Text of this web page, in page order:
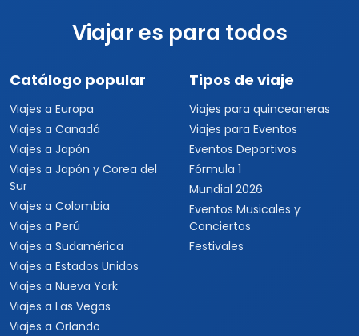
Viajar es para todos
Catálogo popular
Viajes a Europa
Viajes a Canadá
Viajes a Japón
Viajes a Japón y Corea del
Sur
Viajes a Colombia
Viajes a Perú
Viajes a Sudamérica
Viajes a Estados Unidos
Viajes a Nueva York
Viajes a Las Vegas
Viajes a Orlando
Tipos de viaje
Viajes para quinceaneras
Viajes para Eventos
Eventos Deportivos
Fórmula 1
Mundial 2026
Eventos Musicales y
Conciertos
Festivales